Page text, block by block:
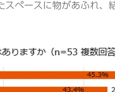
ペースに物があふれ、